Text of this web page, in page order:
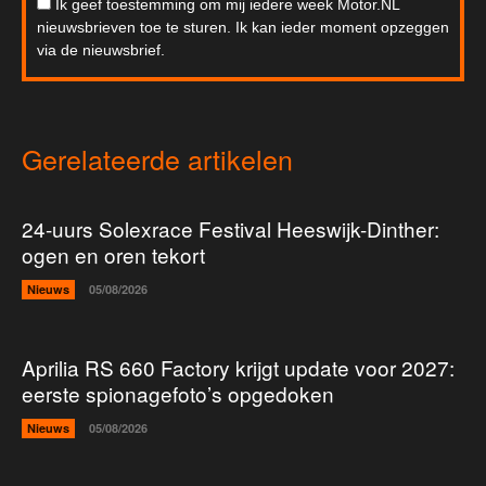
Ik geef toestemming om mij iedere week Motor.NL
nieuwsbrieven toe te sturen. Ik kan ieder moment opzeggen
via de nieuwsbrief.
Gerelateerde artikelen
24-uurs Solexrace Festival Heeswijk-Dinther:
ogen en oren tekort
Nieuws 05/08/2026
Aprilia RS 660 Factory krijgt update voor 2027:
eerste spionagefoto’s opgedoken
Nieuws 05/08/2026